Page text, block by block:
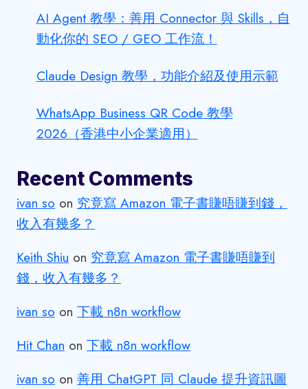
AI Agent 教學：善用 Connector 與 Skills，自
動化你的 SEO / GEO 工作流！
Claude Design 教學，功能介紹及使用示範
WhatsApp Business QR Code 教學
2026（香港中小企業適用）
Recent Comments
ivan so on 究竟寫 Amazon 電子書賺唔賺到錢，
收入有幾多？
Keith Shiu on 究竟寫 Amazon 電子書賺唔賺到
錢，收入有幾多？
ivan so on 下載 n8n workflow
Hit Chan on 下載 n8n workflow
ivan so on 善用 ChatGPT 同 Claude 提升資訊圖